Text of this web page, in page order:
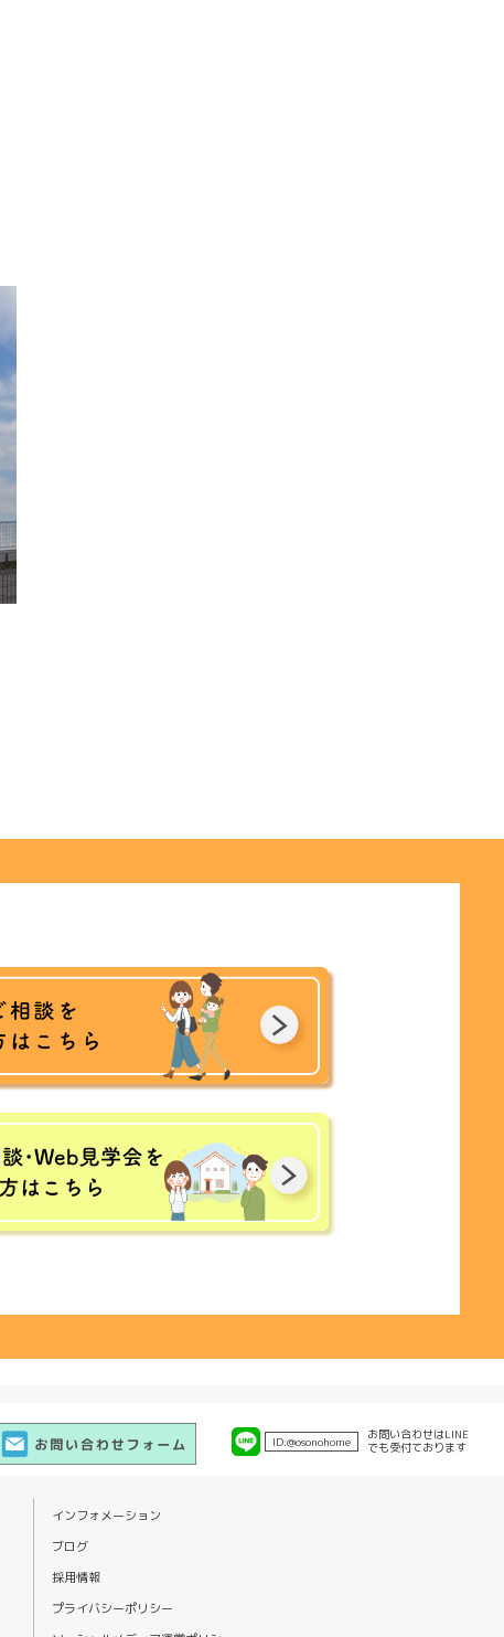
お問い合わせはLINE
でも受付ております
ID:@osonohome
インフォメーション
ブログ
採用情報
プライバシーポリシー